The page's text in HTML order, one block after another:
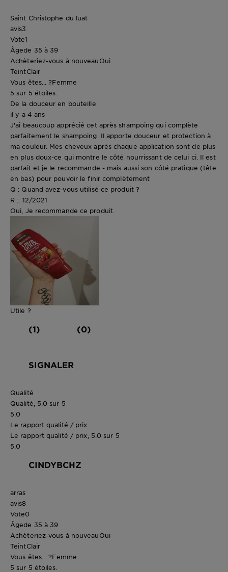
Saint Christophe du luat
avis3
Vote1
Âgede 35 à 39
Achèteriez-vous à nouveauOui
TeintClair
Vous êtes... ?Femme
5 sur 5 étoiles.
De la douceur en bouteille
il y a 4 ans
J'ai beaucoup apprécié cet après shampoing qui complète
parfaitement le shampoing. Il apporte douceur et protection à
ma couleur. Mes cheveux après chaque application sont de plus
en plus doux-ce qui montre le côté nourrissant de celui ci. Il est
parfait et je le recommande - mais aussi son côté pratique (tête
en bas) pour pouvoir le finir complètement
Q : Quand avez-vous utilisé ce produit ?
R :: 12/2021
Oui, Je recommande ce produit.
Utile ?
(1) (0)
SIGNALER
Qualité
Qualité, 5.0 sur 5
5.0
Le rapport qualité / prix
Le rapport qualité / prix, 5.0 sur 5
5.0
CINDYBCHZ
arras
avis8
Vote0
Âgede 35 à 39
Achèteriez-vous à nouveauOui
TeintClair
Vous êtes... ?Femme
5 sur 5 étoiles.